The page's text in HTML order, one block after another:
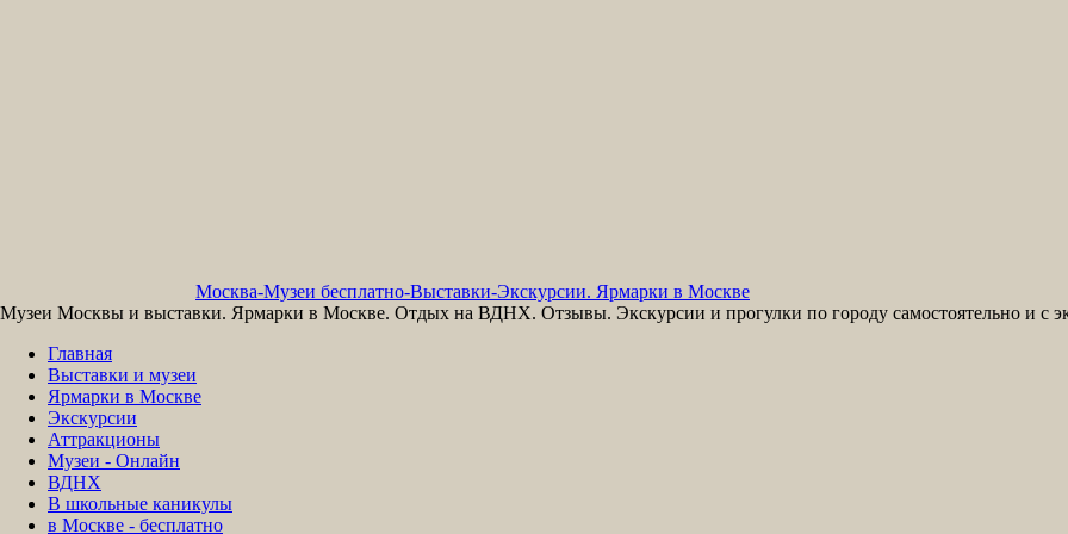
Москва-Музеи бесплатно-Выставки-Экскурсии. Ярмарки в Москве
Музеи Москвы и выставки. Ярмарки в Москве. Отдых на ВДНХ. Отзывы. Экскурсии и прогулки по городу самостоятельно и с
Главная
Выставки и музеи
Ярмарки в Москве
Экскурсии
Аттракционы
Музеи - Онлайн
ВДНХ
В школьные каникулы
в Москве - бесплатно